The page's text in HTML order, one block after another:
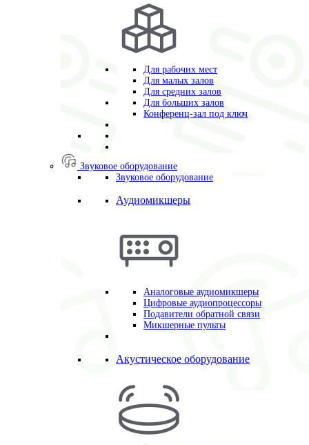
Для рабочих мест
Для малых залов
Для средних залов
Для больших залов
Конференц-зал под ключ
Звуковое оборудование
Звуковое оборудование
Аудиомикшеры
Аналоговые аудиомикшеры
Цифровые аудиопроцессоры
Подавители обратной связи
Микшерные пульты
Акустическое оборудование